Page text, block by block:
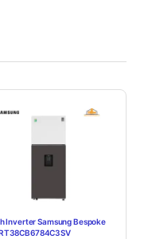
Inverter Samsung Bespoke